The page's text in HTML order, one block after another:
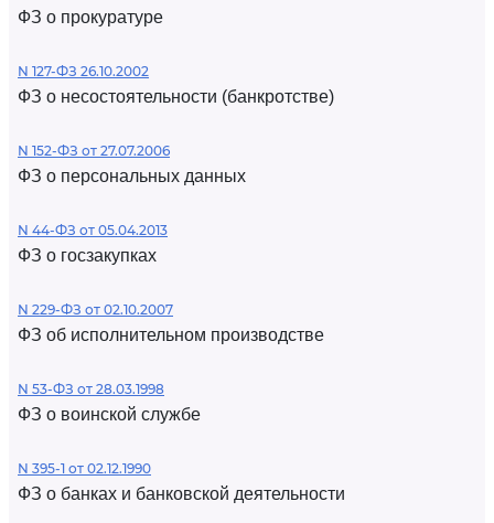
ФЗ о прокуратуре
N 127-ФЗ 26.10.2002
ФЗ о несостоятельности (банкротстве)
N 152-ФЗ от 27.07.2006
ФЗ о персональных данных
N 44-ФЗ от 05.04.2013
ФЗ о госзакупках
N 229-ФЗ от 02.10.2007
ФЗ об исполнительном производстве
N 53-ФЗ от 28.03.1998
ФЗ о воинской службе
N 395-1 от 02.12.1990
ФЗ о банках и банковской деятельности